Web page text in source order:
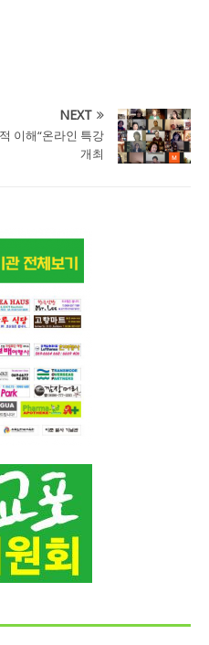
NEXT
이해“온라인 특강
개최